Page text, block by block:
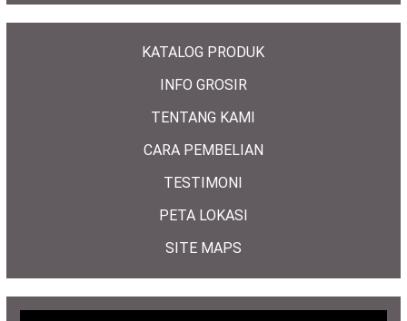
KATALOG PRODUK
INFO GROSIR
TENTANG KAMI
CARA PEMBELIAN
TESTIMONI
PETA LOKASI
SITE MAPS